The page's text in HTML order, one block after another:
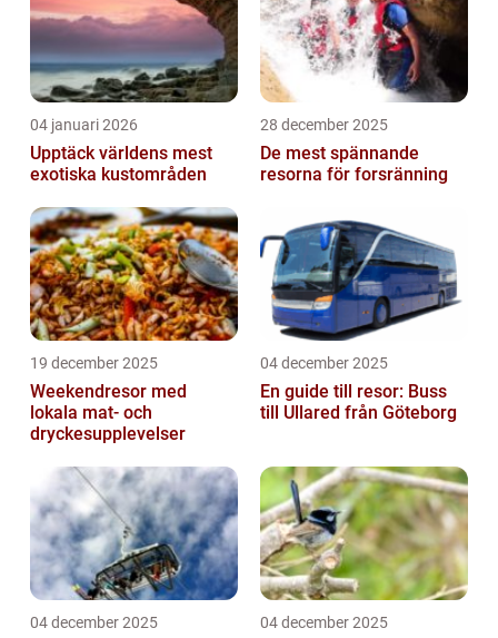
04 januari 2026
Upptäck världens mest
exotiska kustområden
28 december 2025
De mest spännande
resorna för forsränning
19 december 2025
Weekendresor med
lokala mat- och
dryckesupplevelser
04 december 2025
En guide till resor: Buss
till Ullared från Göteborg
04 december 2025 04 december 2025